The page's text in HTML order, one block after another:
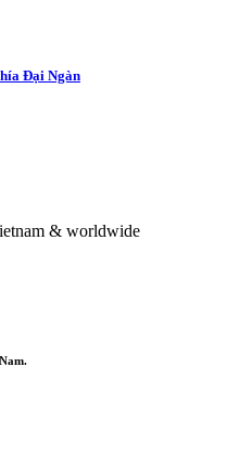
Đại Ngàn
& worldwide